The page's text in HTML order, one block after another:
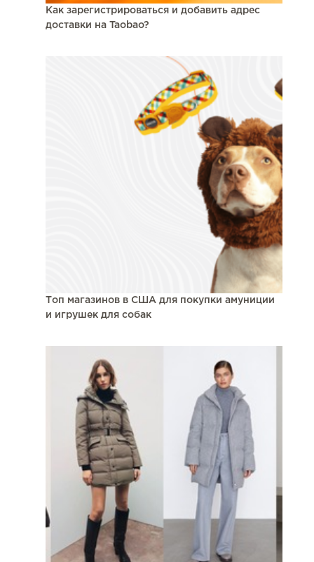
Как зарегистрироваться и добавить адрес
доставки на Taobao?
Топ магазинов в США для покупки амуниции
и игрушек для собак